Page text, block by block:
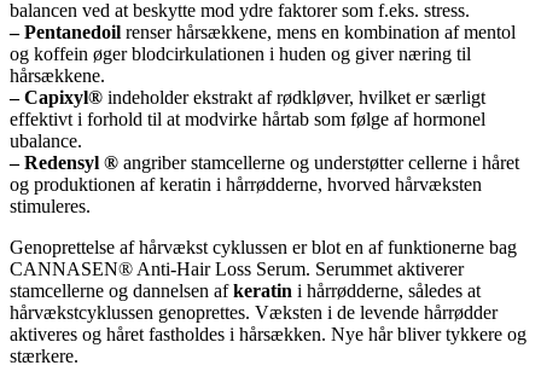
balancen ved at beskytte mod ydre faktorer som f.eks. stress.
– Pentanedoil renser hårsækkene, mens en kombination af mentol
og koffein øger blodcirkulationen i huden og giver næring til
hårsækkene.
– Capixyl® indeholder ekstrakt af rødkløver, hvilket er særligt
effektivt i forhold til at modvirke hårtab som følge af hormonel
ubalance.
– Redensyl ® angriber stamcellerne og understøtter cellerne i håret
og produktionen af keratin i hårrødderne, hvorved hårvæksten
stimuleres.
Genoprettelse af hårvækst cyklussen er blot en af funktionerne bag
CANNASEN® Anti-Hair Loss Serum. Serummet aktiverer
stamcellerne og dannelsen afkeratin i hårrødderne, således at
hårvækstcyklussen genoprettes. Væksten i de levende hårrødder
aktiveres og håret fastholdes i hårsækken. Nye hår bliver tykkere og
stærkere.